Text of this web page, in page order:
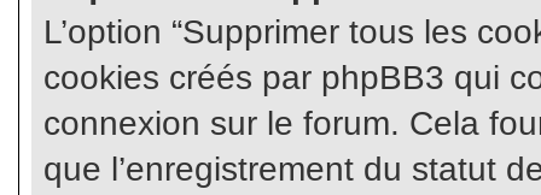
L’option “Supprimer tous les
cookies créés par phpBB3 qui
connexion sur le forum. Cela
que l’enregistrement du statut